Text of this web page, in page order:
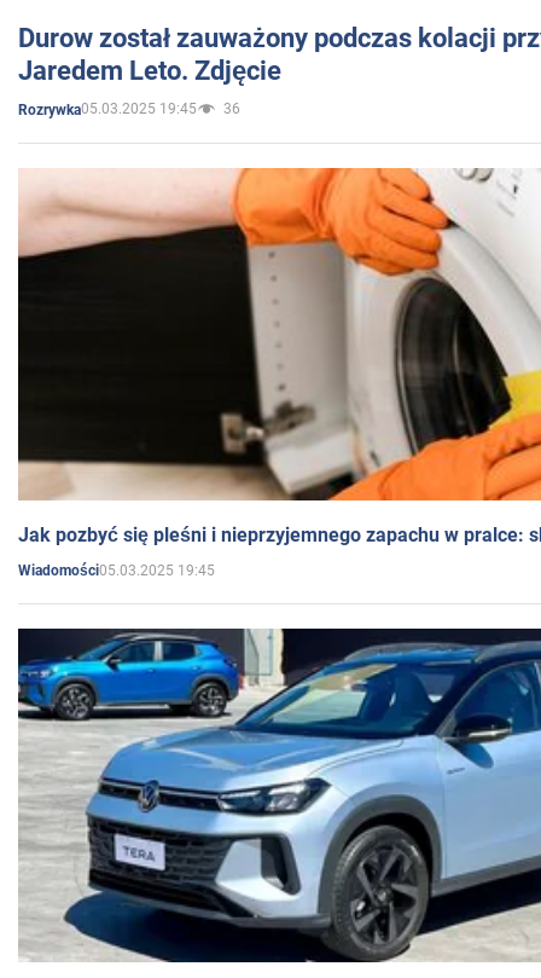
Durow został zauważony podczas kolacji
Jaredem Leto. Zdjęcie
Rozrywka05.03.2025 19:45 36
Jak pozbyć się pleśni i nieprzyjemnego zapachu w pralce:
Wiadomości05.03.2025 19:45